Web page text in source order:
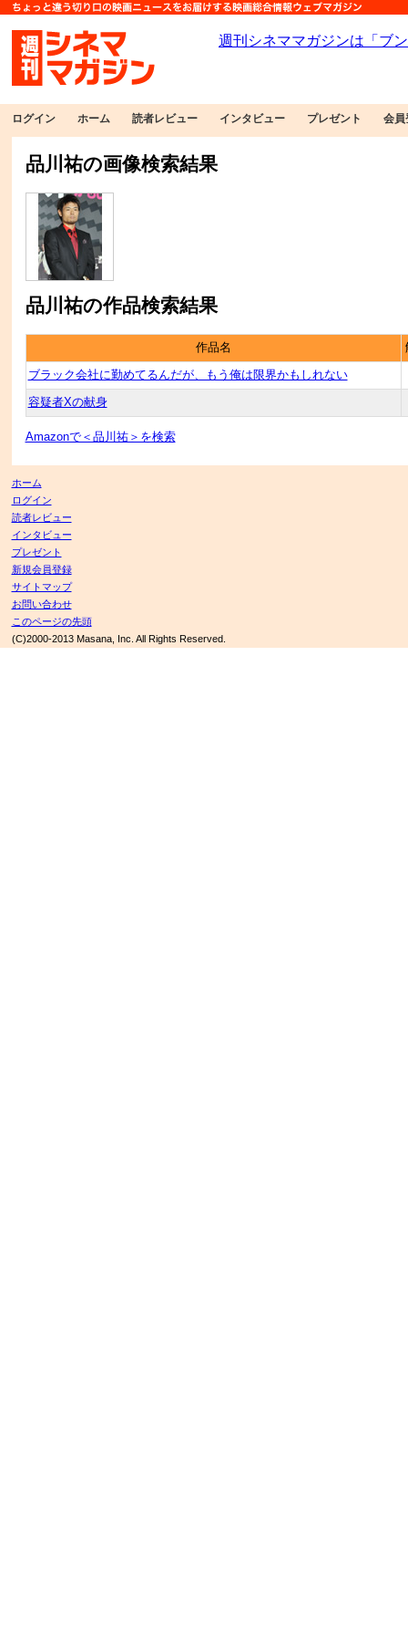
ログイン ホーム 読者レビュー インタビュー プレゼント 会員
品川祐の画像検索結果
品川祐の作品検索結果
作品名
ブラック会社に勤めてるんだが、もう俺は限界かもしれない
容疑者Xの献身
Amazonで＜品川祐＞を検索
ホーム
ログイン
読者レビュー
インタビュー
プレゼント
新規会員登録
サイトマップ
お問い合わせ
このページの先頭
(C)2000-2013 Masana, Inc. All Rights Reserved.